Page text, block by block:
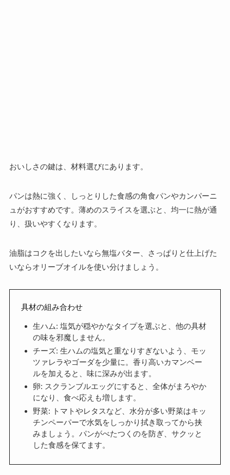
おいしさの鍵は、材料選びにあります。
パンは熱に強く、しっとりした食感の角食パンやカンパーニ
ュがおすすめです。薄めのスライスを選ぶと、均一に熱が通
り、扱いやすくなります。
油脂はコクを出したいなら無塩バター、さっぱりと仕上げた
いならオリーブオイルを使い分けましょう。
具材の組み合わせ
生ハム: 塩気が穏やかなタイプを選ぶと、他の具材
の味を邪魔しません。
チーズ: 生ハムの塩気と重なりすぎないよう、モッ
ツァレラやゴーダを少量に。香り高いカマンベー
ルを加えると、味に深みが出ます。
卵: スクランブルエッグにすると、全体がまろやか
になり、食べ応えも増します。
野菜: トマトやレタスなど、水分が多い野菜はキッ
チンペーパーで水気をしっかり拭き取ってから挟
みましょう。パンがべたつくのを防ぎ、サクッと
した食感を保てます。